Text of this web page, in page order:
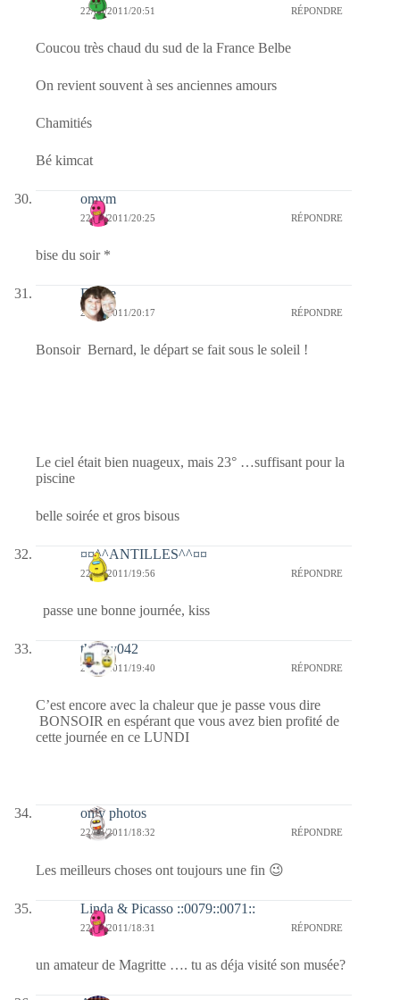
22/08/2011/20:51 RÉPONDRE
Coucou très chaud du sud de la France Belbe
On revient souvent à ses anciennes amours
Chamitiés
Bé kimcat
omvm
22/08/2011/20:25 RÉPONDRE
bise du soir *
Eliane
22/08/2011/20:17 RÉPONDRE
Bonsoir Bernard, le départ se fait sous le soleil !
Le ciel était bien nuageux, mais 23° …suffisant pour la
piscine
belle soirée et gros bisous
¤¤^^ANTILLES^^¤¤
22/08/2011/19:56 RÉPONDRE
passe une bonne journée, kiss
thierry042
22/08/2011/19:40 RÉPONDRE
C’est encore avec la chaleur que je passe vous dire
BONSOIR en espérant que vous avez bien profité de
cette journée en ce LUNDI
only photos
22/08/2011/18:32 RÉPONDRE
Les meilleurs choses ont toujours une fin 😉
Linda & Picasso ::0079::0071::
22/08/2011/18:31 RÉPONDRE
un amateur de Magritte …. tu as déja visité son musée?